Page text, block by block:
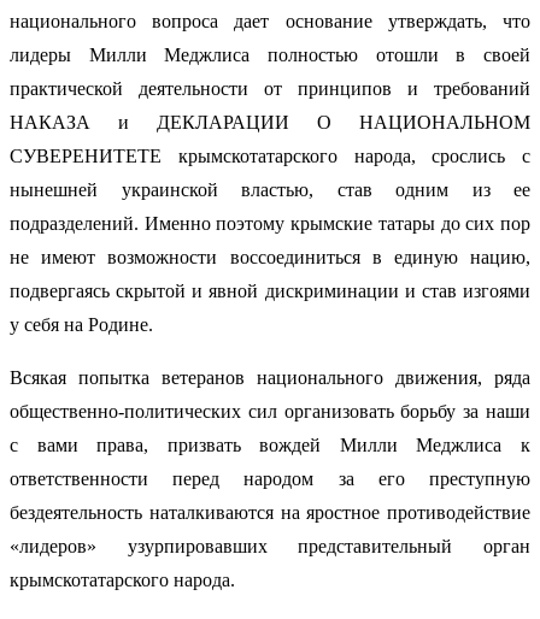
национального вопроса дает основание утверждать, что
лидеры Милли Меджлиса полностью отошли в своей
практической деятельности от принципов и требований
НАКАЗА и ДЕКЛАРАЦИИ О НАЦИОНАЛЬНОМ
СУВЕРЕНИТЕТЕ крымскотатарского народа, срослись с
нынешней украинской властью, став одним из ее
подразделений. Именно поэтому крымские татары до сих пор
не имеют возможности воссоединиться в единую нацию,
подвергаясь скрытой и явной дискриминации и став изгоями
у себя на Родине.
Всякая попытка ветеранов национального движения, ряда
общественно-политических сил организовать борьбу за наши
с вами права, призвать вождей Милли Меджлиса к
ответственности перед народом за его преступную
бездеятельность наталкиваются на яростное противодействие
«лидеров» узурпировавших представительный орган
крымскотатарского народа.